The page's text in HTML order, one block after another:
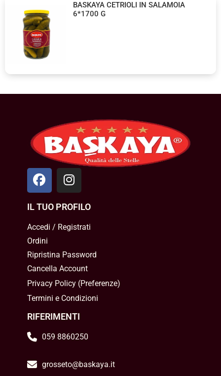
BASKAYA CETRIOLI IN SALAMOIA
6*1700 G
IL TUO PROFILO
Accedi / Registrati
Ordini
Ripristina Password
Cancella Account
Privacy Policy(Preferenze)
Termini e Condizioni
RIFERIMENTI
059 8860250
grosseto@baskaya.it